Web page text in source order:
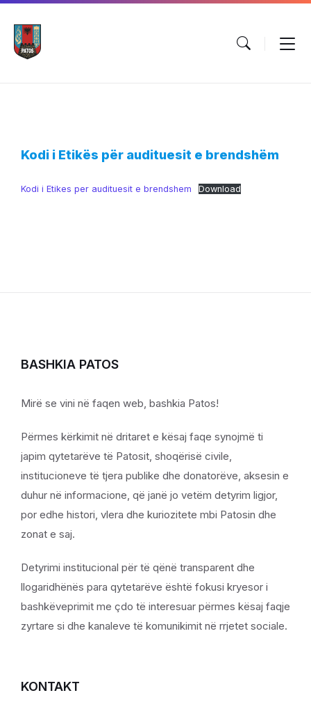
Skip
content
Skip
main
navigation
Skip
footer
Kodi i Etikës për audituesit e brendshëm
Kodi i Etikes per audituesit e brendshem Download
BASHKIA PATOS
Mirë se vini në faqen web, bashkia Patos!
Përmes kërkimit në dritaret e kësaj faqe synojmë ti
japim qytetarëve të Patosit, shoqërisë civile,
institucioneve të tjera publike dhe donatorëve, aksesin e
duhur në informacione, që janë jo vetëm detyrim ligjor,
por edhe histori, vlera dhe kuriozitete mbi Patosin dhe
zonat e saj.
Detyrimi institucional për të qënë transparent dhe
llogaridhënës para qytetarëve është fokusi kryesor i
bashkëveprimit me çdo të interesuar përmes kësaj faqje
zyrtare si dhe kanaleve të komunikimit në rrjetet sociale.
KONTAKT